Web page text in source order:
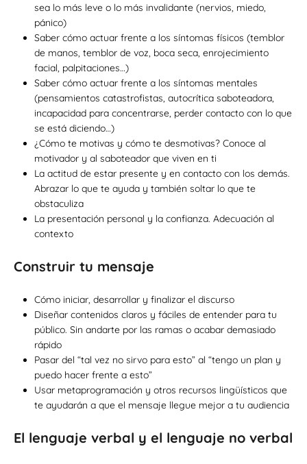
sea lo más leve o lo más invalidante (nervios, miedo,
pánico)
Saber cómo actuar frente a los síntomas físicos (temblor
de manos, temblor de voz, boca seca, enrojecimiento
facial, palpitaciones…)
Saber cómo actuar frente a los síntomas mentales
(pensamientos catastrofistas, autocrítica saboteadora,
incapacidad para concentrarse, perder contacto con lo que
se está diciendo…)
¿Cómo te motivas y cómo te desmotivas? Conoce al
motivador y al saboteador que viven en ti
La actitud de estar presente y en contacto con los demás.
Abrazar lo que te ayuda y también soltar lo que te
obstaculiza
La presentación personal y la confianza. Adecuación al
contexto
Construir tu mensaje
Cómo iniciar, desarrollar y finalizar el discurso
Diseñar contenidos claros y fáciles de entender para tu
público. Sin andarte por las ramas o acabar demasiado
rápido
Pasar del “tal vez no sirvo para esto” al “tengo un plan y
puedo hacer frente a esto”
Usar metaprogramación y otros recursos lingüísticos que
te ayudarán a que el mensaje llegue mejor a tu audiencia
El lenguaje verbal y el lenguaje no verbal